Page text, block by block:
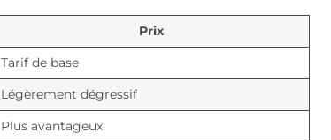
Prix
Tarif de base
Légèrement dégressif
Plus avantageux